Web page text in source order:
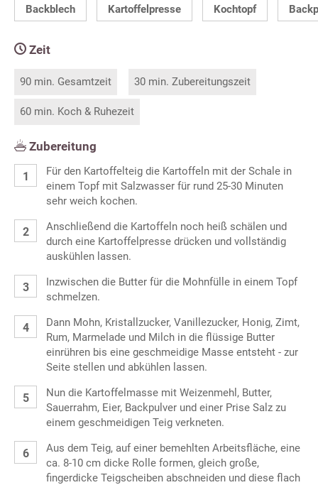
Backblech Kartoffelpresse Kochtopf
Zeit
90 min. Gesamtzeit 30 min. Zubereitungszeit
60 min. Koch & Ruhezeit
Zubereitung
Für den Kartoffelteig die Kartoffeln mit der Schale in
einem Topf mit Salzwasser für rund 25-30 Minuten
sehr weich kochen.
Anschließend die Kartoffeln noch heiß schälen und
durch eine Kartoffelpresse drücken und vollständig
auskühlen lassen.
Inzwischen die Butter für die Mohnfülle in einem Topf
schmelzen.
Dann Mohn, Kristallzucker, Vanillezucker, Honig, Zimt,
Rum, Marmelade und Milch in die flüssige Butter
einrühren bis eine geschmeidige Masse entsteht - zur
Seite stellen und abkühlen lassen.
Nun die Kartoffelmasse mit Weizenmehl, Butter,
Sauerrahm, Eier, Backpulver und einer Prise Salz zu
einem geschmeidigen Teig verkneten.
Aus dem Teig, auf einer bemehlten Arbeitsfläche, eine
ca. 8-10 cm dicke Rolle formen, gleich große,
fingerdicke Teigscheiben abschneiden und diese flach